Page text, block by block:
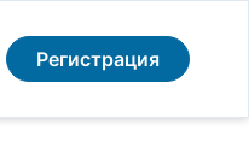
Регистрация